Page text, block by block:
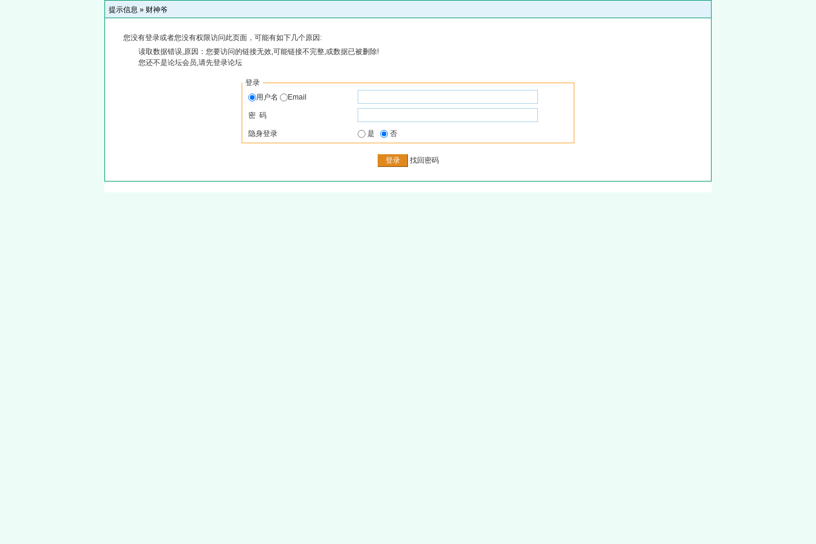
提示信息 » 财神爷
您没有登录或者您没有权限访问此页面，可能有如下几个原因:
读取数据错误,原因：您要访问的链接无效,可能链接不完整,或数据已被删除!
您还不是论坛会员,请先登录论坛
登录
用户名
Email
密 码
隐身登录 是 否
找回密码